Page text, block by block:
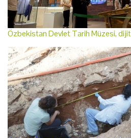
Özbekistan Devlet Tarih Müzesi,